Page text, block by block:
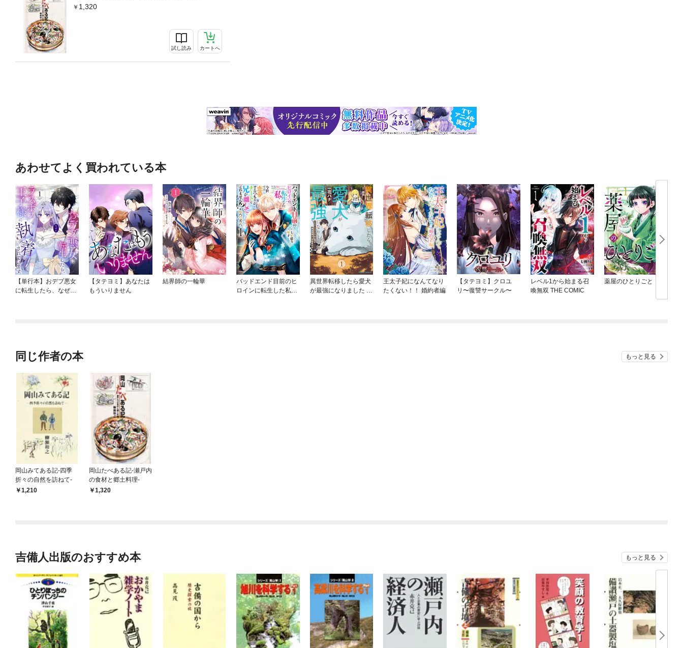
1,320
試し読み カートへ
あわせてよく買われている本
【単行本】おデブ悪女
に転生したら、なぜか
【タテヨミ】あなたは
もういりません
結界師の一輪華
バッドエンド目前のヒ
ロインに転生した私、
異世界転移したら愛犬
が最強になりました ～
王太子妃になんてなり
たくない！！ 婚約者編
【タテヨミ】クロユ
リ〜復讐サークル〜
レベル1から始まる召
喚無双 THE COMIC
薬屋のひとりごと
同じ作者の本 もっと見る
岡山みてある記-四季
折々の自然を訪ねて-
1,210
岡山たべある記-瀬戸内
の食材と郷土料理-
1,320
吉備人出版のおすすめ本 もっと見る